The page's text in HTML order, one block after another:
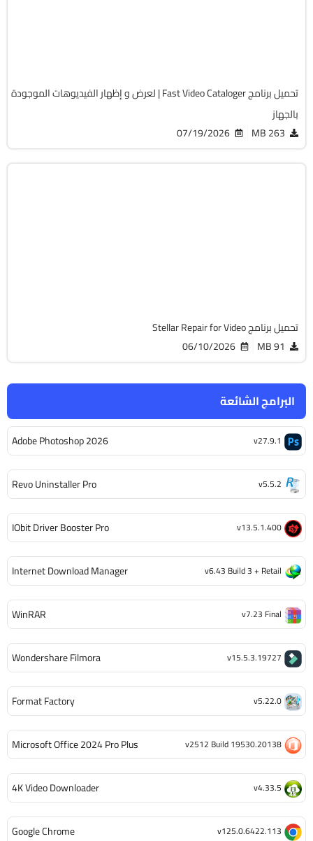
البرامج الشائعة
Adobe Photoshop 2026 v27.9.1
Revo Uninstaller Pro v5.5.2
IObit Driver Booster Pro v13.5.1.400
Internet Download Manager v6.43 Build 3 + Retail
WinRAR v7.23 Final
Wondershare Filmora v15.5.3.19727
Format Factory v5.22.0
Microsoft Office 2024 Pro Plus v2512 Build 19530.20138
4K Video Downloader v4.33.5
Google Chrome v125.0.6422.113
تحميل برنامج Fast Video Cataloger | لعرض و إظهار الفيديوهات الموجودة
بالجهاز
263 MB
07/19/2026
تحميل برنامج Stellar Repair for Video
91 MB
06/10/2026